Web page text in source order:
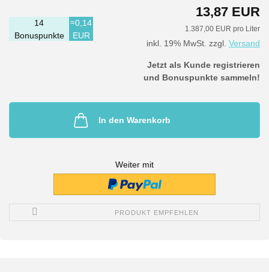
13,87 EUR
1.387,00 EUR pro Liter
inkl. 19% MwSt. zzgl. Versand
14
Bonuspunkte
≈0,14
EUR
Jetzt als Kunde registrieren
und Bonuspunkte sammeln!
In den Warenkorb
Weiter mit
PRODUKT EMPFEHLEN